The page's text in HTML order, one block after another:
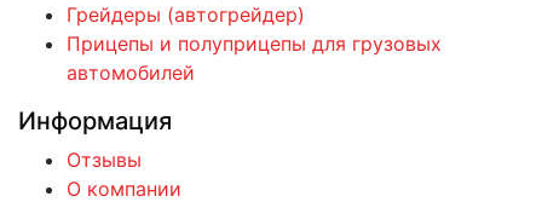
Грейдеры (автогрейдер)
Прицепы и полуприцепы для грузовых
автомобилей
Информация
Отзывы
О компании